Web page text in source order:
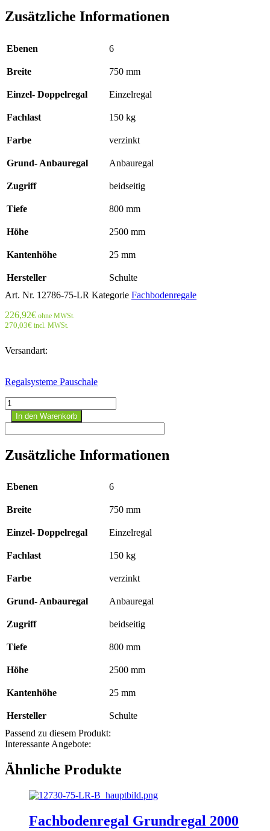
Zusätzliche Informationen
Ebenen 6
Breite 750 mm
Einzel- Doppelregal Einzelregal
Fachlast 150 kg
Farbe verzinkt
Grund- Anbauregal Anbauregal
Zugriff beidseitig
Tiefe 800 mm
Höhe 2500 mm
Kantenhöhe 25 mm
Hersteller
Schulte
Art. Nr. 12786-75-LR Kategorie Fachbodenregale
226,92€ ohne MWSt.
270,03€ incl. MWSt.
Versandart:
Regalsysteme Pauschale
Stecksystem
Anbauregal
-
2500x
mm,
kg
beidseitig
In den Warenkorb
Zusätzliche Informationen
Ebenen 6
Breite 750 mm
Einzel- Doppelregal Einzelregal
Fachlast 150 kg
Farbe verzinkt
Grund- Anbauregal Anbauregal
Zugriff beidseitig
Tiefe 800 mm
Höhe 2500 mm
Kantenhöhe 25 mm
Hersteller
Schulte
Passend zu diesem Produkt:
Interessante Angebote:
Ähnliche Produkte
Fachbodenregal Grundregal 2000